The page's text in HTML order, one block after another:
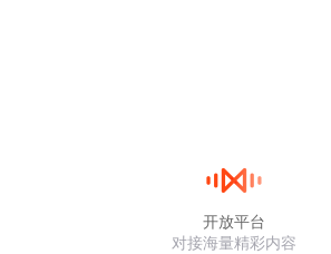
开放平台
对接海量精彩内容